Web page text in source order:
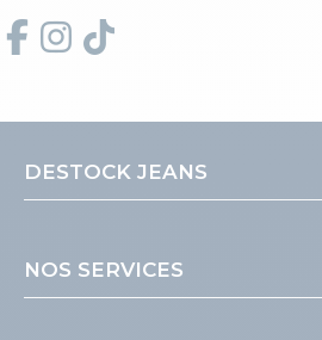
DESTOCK JEANS
NOS SERVICES